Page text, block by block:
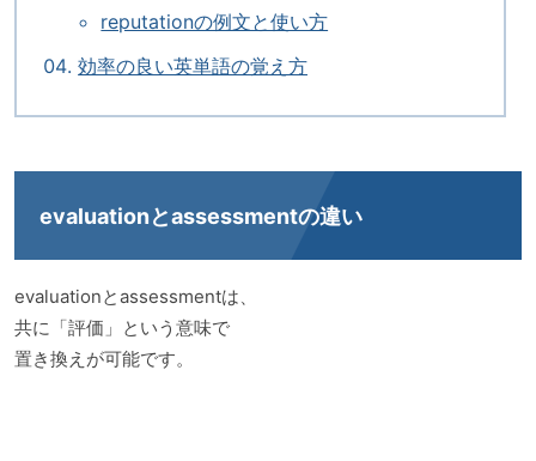
reputationの例文と使い方
効率の良い英単語の覚え方
evaluationとassessmentの違い
evaluationとassessmentは、
共に「評価」という意味で
置き換えが可能です。